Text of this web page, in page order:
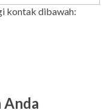
kontak dibawah: